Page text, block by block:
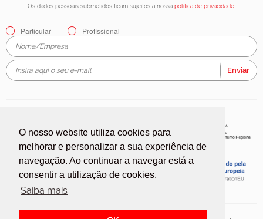
O nosso website utiliza cookies para
melhorar e personalizar a sua experiência de
navegação. Ao continuar a navegar está a
consentir a utilização de cookies.
Saiba mais
Os dados pessoais submetidos ficam sujeitos à nossa política de privacidade
Particular Profissional
Enviar